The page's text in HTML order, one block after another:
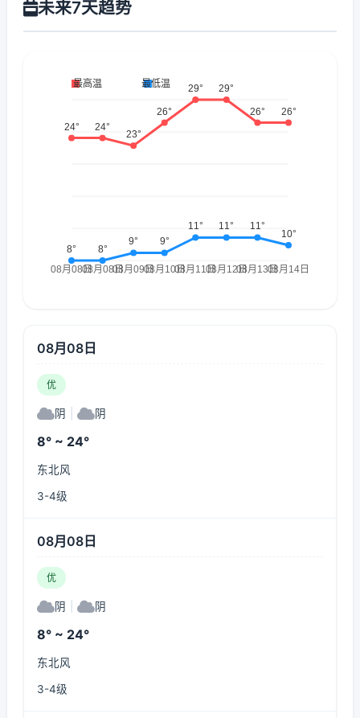
未来7天趋势
08月08日
优
阴 阴
8° ~ 24°
东北风
3-4级
08月08日
优
阴 阴
8° ~ 24°
东北风
3-4级